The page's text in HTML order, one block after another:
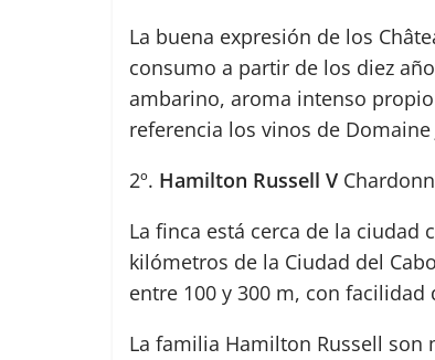
La buena expresión de los
consumo a partir de los diez
ambarino, aroma intenso
referencia los vinos de Domaine
2º. Hamilton Russell V
La finca está cerca de la ciudad
kilómetros de la Ciudad del
entre 100 y 300 m, con
La familia Hamilton Russell son